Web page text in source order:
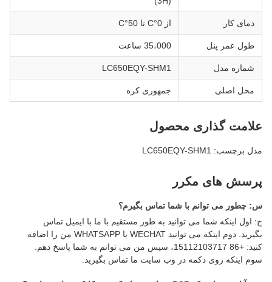
دمای کار از 0°C تا 50°C
طول عمر پنل 35،000 ساعت
شماره مدل LC650EQY-SHM1
محل اصلی جمهوری کره
علامت گذاری محصول
مدل برچسب: LC650EQY-SHM1
پرسش های مکرر
س: چطور می توانم با شما تماس بگیرم؟
ج: اول اینکه شما می توانید به طور مستقیم با ما با ایمیل تماس
بگیرید. دوم اینکه می توانید WECHAT یا WHATSAPP من را اضافه
کنید: +86 15112103717، سپس من می توانم به شما پاسخ دهم.
سوم اینکه روی دکمه در وب سایت ما تماس بگیرید.